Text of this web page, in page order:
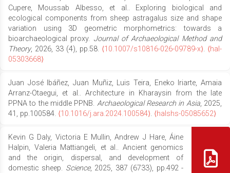
Cupere, Moussab Albesso, et al.. Exploring biological and
ecological components from sheep astragalus size and shape
variation using 3D geometric morphometrics: towards a
bioarchaeological proxy. Journal of Archaeological Method and
Theory, 2026, 33 (4), pp.58. ⟨10.1007/s10816-026-09789-x⟩. ⟨hal-
05303668⟩
Juan José Ibáñez, Juan Muñiz, Luis Teira, Eneko Iriarte, Amaia
Arranz-Otaegui, et al.. Architecture in Kharaysin from the late
PPNA to the middle PPNB. Archaeological Research in Asia, 2025,
41, pp.100584. ⟨10.1016/j.ara.2024.100584⟩. ⟨halshs-05085652⟩
Kevin G Daly, Victoria E Mullin, Andrew J Hare, Áine
Halpin, Valeria Mattiangeli, et al.. Ancient genomics
and the origin, dispersal, and development of
domestic sheep. Science, 2025, 387 (6733), pp.492 -